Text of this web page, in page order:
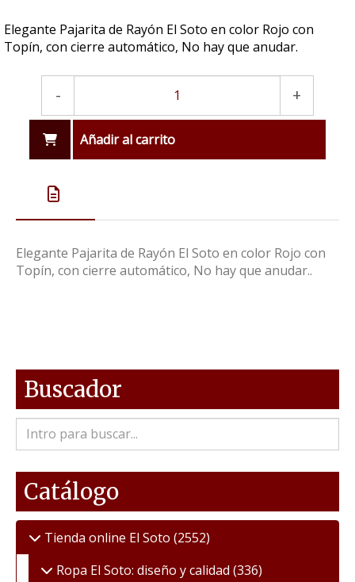
Elegante Pajarita de Rayón El Soto en color Rojo con
Topín, con cierre automático, No hay que anudar.
- +
Añadir al carrito
Elegante Pajarita de Rayón El Soto en color Rojo con
Topín, con cierre automático, No hay que anudar..
Buscador
Catálogo
Tienda online El Soto (2552)
Ropa El Soto: diseño y calidad (336)